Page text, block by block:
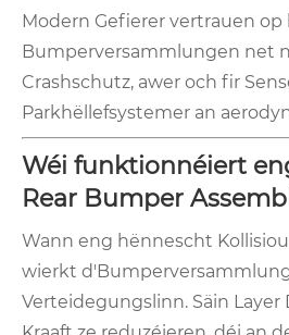
Modern Gefierer vertrauen
Bumperversammlungen net
Crashschutz, awer och fir
Parkhëllefsystemer an
Wéi funktionnéiert
Rear Bumper
Wann eng hënnescht
wierkt
Verteidegungslinn. Säin